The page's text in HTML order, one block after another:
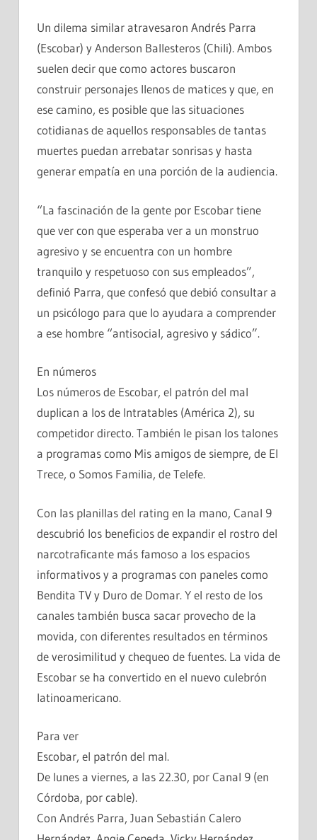
Un dilema similar atravesaron Andrés Parra
(Escobar) y Anderson Ballesteros (Chili). Ambos
suelen decir que como actores buscaron
construir personajes llenos de matices y que, en
ese camino, es posible que las situaciones
cotidianas de aquellos responsables de tantas
muertes puedan arrebatar sonrisas y hasta
generar empatía en una porción de la audiencia.
“La fascinación de la gente por Escobar tiene
que ver con que esperaba ver a un monstruo
agresivo y se encuentra con un hombre
tranquilo y respetuoso con sus empleados”,
definió Parra, que confesó que debió consultar a
un psicólogo para que lo ayudara a comprender
a ese hombre “antisocial, agresivo y sádico”.
En números
Los números de Escobar, el patrón del mal
duplican a los de Intratables (América 2), su
competidor directo. También le pisan los talones
a programas como Mis amigos de siempre, de El
Trece, o Somos Familia, de Telefe.
Con las planillas del rating en la mano, Canal 9
descubrió los beneficios de expandir el rostro del
narcotraficante más famoso a los espacios
informativos y a programas con paneles como
Bendita TV y Duro de Domar. Y el resto de los
canales también busca sacar provecho de la
movida, con diferentes resultados en términos
de verosimilitud y chequeo de fuentes. La vida de
Escobar se ha convertido en el nuevo culebrón
latinoamericano.
Para ver
Escobar, el patrón del mal.
De lunes a viernes, a las 22.30, por Canal 9 (en
Córdoba, por cable).
Con Andrés Parra, Juan Sebastián Calero